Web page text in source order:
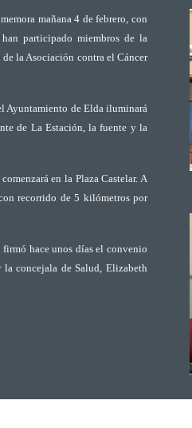
mañana 4 de febrero, con
participado miembros de la
de la Asociación contra el Cáncer
Ayuntamiento de Elda iluminará
de La Estación, la fuente y la
comenzará en la Plaza Castelar. A
recorrido de 5 kilómetros por
hace unos días el convenio
la concejala de Salud, Elizabeth